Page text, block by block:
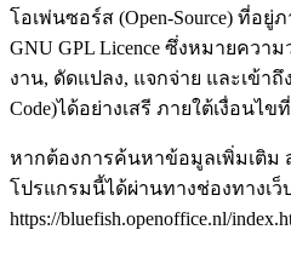
โอเพ่นซอร์ส (Open-Source) ที่อยู่
GNU GPL Licence ซึ่งหมายควา
งาน, ดัดแปลง, แจกจ่าย และเข้าถึ
Code)ได้อย่างเสรี ภายใต้เงื่อนไ
หากต้องการค้นหาข้อมูลเพิ่มเติ
โปรแกรมนี้ได้ผ่านทางช่องทางเว็บ
https://bluefish.openoffice.nl/